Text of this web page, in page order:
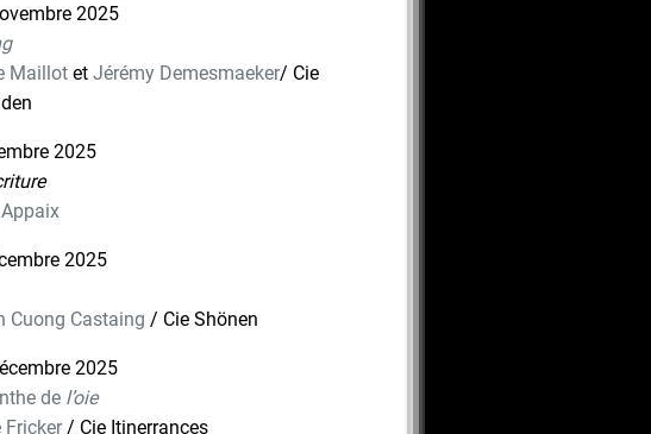
2025
Maillot et Jérémy Demesmaeker/ Cie
2025
2025
Cuong Castaing / Cie Shönen
2025
de l’oie
Fricker/ Cie Itinerrances